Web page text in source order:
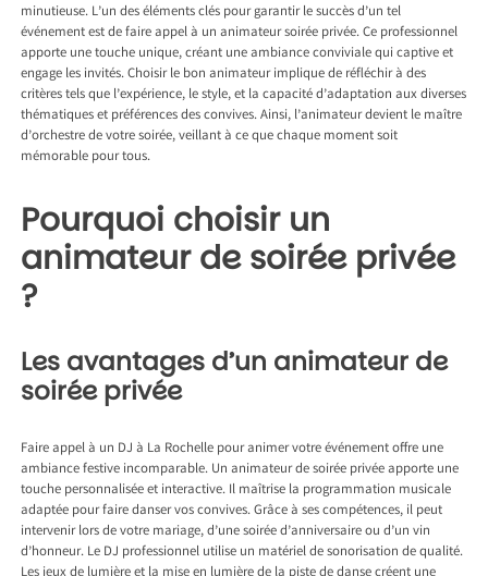
minutieuse. L’un des éléments clés pour garantir le succès d’un tel
événement est de faire appel à un animateur soirée privée. Ce professionnel
apporte une touche unique, créant une ambiance conviviale qui captive et
engage les invités. Choisir le bon animateur implique de réfléchir à des
critères tels que l’expérience, le style, et la capacité d’adaptation aux diverses
thématiques et préférences des convives. Ainsi, l’animateur devient le maître
d’orchestre de votre soirée, veillant à ce que chaque moment soit
mémorable pour tous.
Pourquoi choisir un
animateur de soirée privée
?
Les avantages d’un animateur de
soirée privée
Faire appel à un DJ à La Rochelle pour animer votre événement offre une
ambiance festive incomparable. Un animateur de soirée privée apporte une
touche personnalisée et interactive. Il maîtrise la programmation musicale
adaptée pour faire danser vos convives. Grâce à ses compétences, il peut
intervenir lors de votre mariage, d’une soirée d’anniversaire ou d’un vin
d’honneur. Le DJ professionnel utilise un matériel de sonorisation de qualité.